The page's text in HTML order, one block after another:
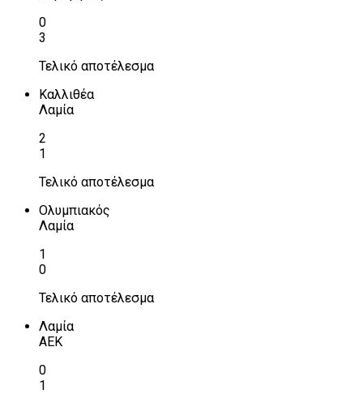
0
3
Τελικό αποτέλεσμα
Καλλιθέα
Λαμία
2
1
Τελικό αποτέλεσμα
Ολυμπιακός
Λαμία
1
0
Τελικό αποτέλεσμα
Λαμία
ΑΕΚ
0
1